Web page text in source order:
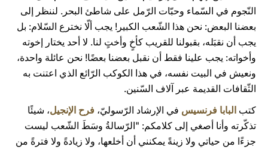
النّجوم في السّماء وحبّات الرّمل على شاطئ البحر. لننظر إلى
بعضنا البعض: نحن هذا الشّعب الكبير! يجب ألّا نخترع السّلام: بل
يجب أن نقبَله، بقبولنا للقريب كأخٍ وأختٍ لنا. لا أحد يختار إخوته
وأخواته: يجب علينا فقط أن نقبل بعضنا بعضًا! نحن عائلة واحدة،
ونعيش في البيت نفسه، في هذا الكوكب الرّائع الذي اعتنت به
الثّقافات القديمة عبر آلاف السّنين.
كتب البابا فرنسيس في الإرشاد الرّسوليّ، فرح الإنجيل، شيئًا
تذكّرته وأنا أصغي إلى كلامكم: "الرّسالةُ وسَطَ الشّعب ليست
جزءًا من حياتي ولا زينةً يمكنني أن أخلعها، ولا زيادةً ولا فترةً من